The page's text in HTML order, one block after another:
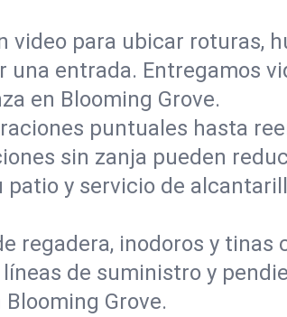
video para ubicar roturas,
entrada. Entregamos
en Blooming Grove.
puntuales hasta
sin zanja pueden
y servicio de
regadera, inodoros y tinas
de suministro y
Grove.